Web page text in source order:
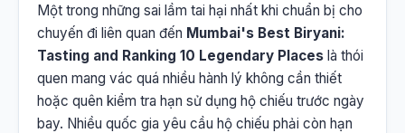
Một trong những sai lầm tai hại nhất khi chuẩn bị cho
chuyến đi liên quan đến Mumbai's Best Biryani:
Tasting and Ranking 10 Legendary Places là thói
quen mang vác quá nhiều hành lý không cần thiết
hoặc quên kiểm tra hạn sử dụng hộ chiếu trước ngày
bay. Nhiều quốc gia yêu cầu hộ chiếu phải còn hạn